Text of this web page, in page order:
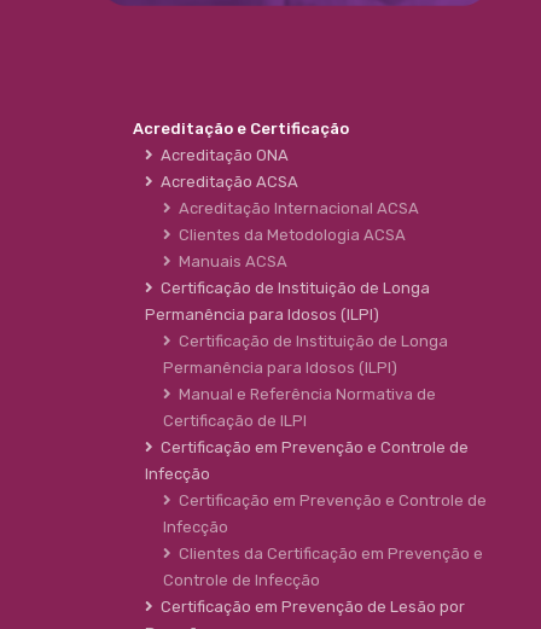
Acreditação e Certificação
Acreditação ONA
Acreditação ACSA
Acreditação Internacional ACSA
Clientes da Metodologia ACSA
Manuais ACSA
Certificação de Instituição de Longa
Permanência para Idosos (ILPI)
Certificação de Instituição de Longa
Permanência para Idosos (ILPI)
Manual e Referência Normativa de
Certificação de ILPI
Certificação em Prevenção e Controle de
Infecção
Certificação em Prevenção e Controle de
Infecção
Clientes da Certificação em Prevenção e
Controle de Infecção
Certificação em Prevenção de Lesão por